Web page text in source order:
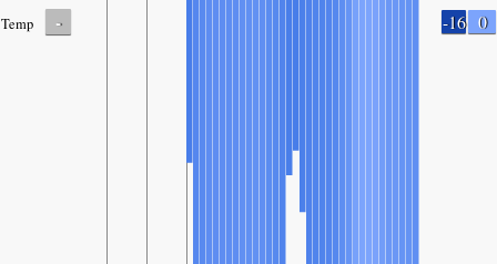
Temp - -16 0